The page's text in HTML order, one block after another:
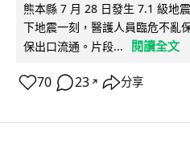
熊本縣 7 月 28 日發生 7.1 級地
下地震一刻，醫護人員臨危不亂
保出口流通。片段...
閱讀全文
70 23 ↗ 分享